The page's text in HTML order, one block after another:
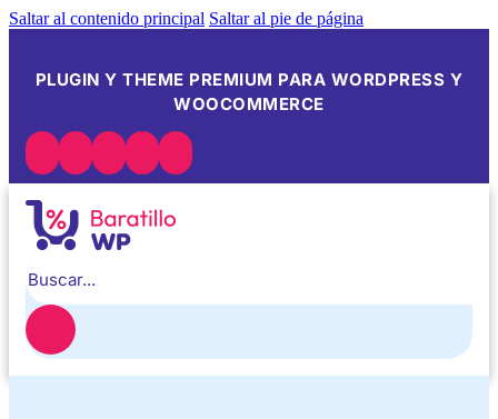
Saltar al contenido principal Saltar al pie de página
PLUGIN Y THEME PREMIUM PARA WORDPRESS Y
WOOCOMMERCE